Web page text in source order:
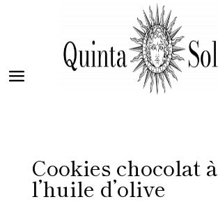
Cookies chocolat à
l’huile d’olive